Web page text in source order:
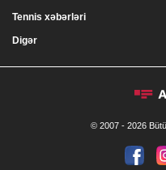
Tennis xəbərləri
Digər
© 2007 - 2026